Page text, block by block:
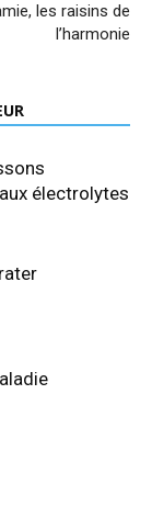
les raisins de
l’harmonie
électrolytes